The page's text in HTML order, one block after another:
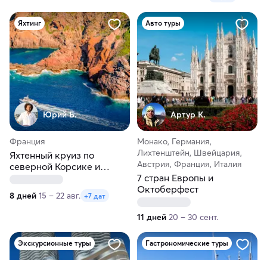
Яхтинг
Юрий Б.
Франция
Яхтенный круиз по
северной Корсике и
8 дней 15 – 22 авг. +7 дат
Авто туры
Артур К.
Монако, Германия,
Лихтенштейн, Швейцария,
Австрия, Франция, Италия
7 стран Европы и
Октоберфест
11 дней 20 – 30 сент.
Экскурсионные туры Гастрономические туры